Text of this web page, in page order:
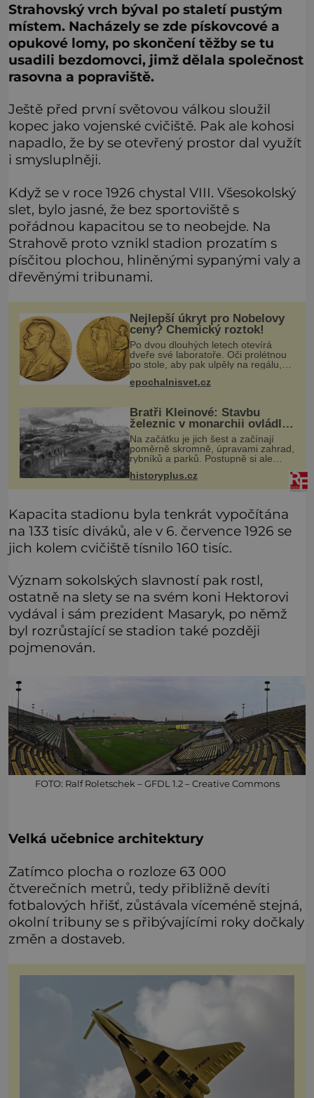
Strahovský vrch býval po staletí pustým
místem. Nacházely se zde pískovcové a
opukové lomy, po skončení těžby se tu
usadili bezdomovci, jimž dělala společnost
rasovna a popraviště.
Ještě před první světovou válkou sloužil
kopec jako vojenské cvičiště. Pak ale kohosi
napadlo, že by se otevřený prostor dal využít
i smysluplněji.
Když se v roce 1926 chystal VIII. Všesokolský
slet, bylo jasné, že bez sportoviště s
pořádnou kapacitou se to neobejde. Na
Strahově proto vznikl stadion prozatím s
písčitou plochou, hliněnými sypanými valy a
dřevěnými tribunami.
Nejlepší úkryt pro Nobelovy
ceny? Chemický roztok!
Po dvou dlouhých letech otevírá
dveře své laboratoře. Oči prolétnou
po stole, aby pak ulpěly na regálu,
kde se nachází všemožné látky.
Hledá žluto-oranžovou tekutinu,
epochalnisvet.cz
Bratři Kleinové: Stavbu
železnic v monarchii ovládli
samouci
Na začátku je jich šest a začínají
poměrně skromně, úpravami zahrad,
rybníků a parků. Postupně si ale
troufnou i na stavbu železnic. Během
40 let vybudují na území monarchie
třetinu všech tratí, tedy
historyplus.cz
Kapacita stadionu byla tenkrát vypočítána
na 133 tisíc diváků, ale v 6. července 1926 se
jich kolem cvičiště tísnilo 160 tisíc.
Význam sokolských slavností pak rostl,
ostatně na slety se na svém koni Hektorovi
vydával i sám prezident Masaryk, po němž
byl rozrůstající se stadion také později
pojmenován.
FOTO: Ralf Roletschek – GFDL 1.2 – Creative Commons
Velká učebnice architektury
Zatímco plocha o rozloze 63 000
čtverečních metrů, tedy přibližně devíti
fotbalových hřišť, zůstávala víceméně stejná,
okolní tribuny se s přibývajícími roky dočkaly
změn a dostaveb.